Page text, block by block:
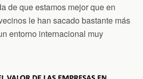
de que estamos mejor que en
le han sacado bastante más
entorno internacional muy